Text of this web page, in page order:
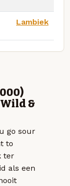
Lambiek
&
go sour
to
ter
als een